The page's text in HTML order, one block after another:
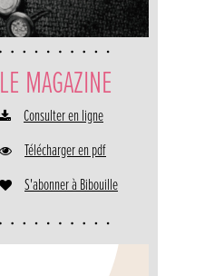
LE MAGAZINE
Consulter en ligne
Télécharger en pdf
S'abonner à Bibouille